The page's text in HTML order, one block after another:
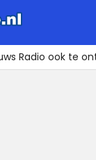
Radio ook te